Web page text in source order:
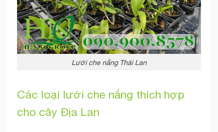
Lưới che nắng Thái Lan
Các loại lưới che nắng thích hợp
cho cây Địa Lan